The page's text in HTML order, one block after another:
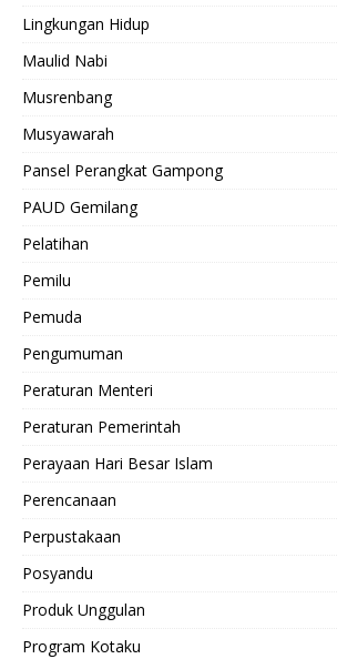
Lingkungan Hidup
Maulid Nabi
Musrenbang
Musyawarah
Pansel Perangkat Gampong
PAUD Gemilang
Pelatihan
Pemilu
Pemuda
Pengumuman
Peraturan Menteri
Peraturan Pemerintah
Perayaan Hari Besar Islam
Perencanaan
Perpustakaan
Posyandu
Produk Unggulan
Program Kotaku